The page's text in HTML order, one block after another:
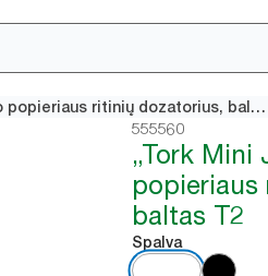
„Tork Mini Jumbo“ 2 tualetinio popieriaus ritinių dozatorius, baltas T2
555560
„Tork Mini
baltas T2
Spalva